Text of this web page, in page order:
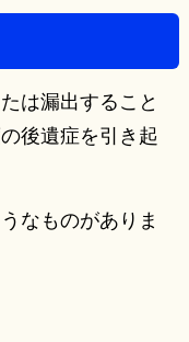
は漏出すること
後遺症を引き起
なものがありま